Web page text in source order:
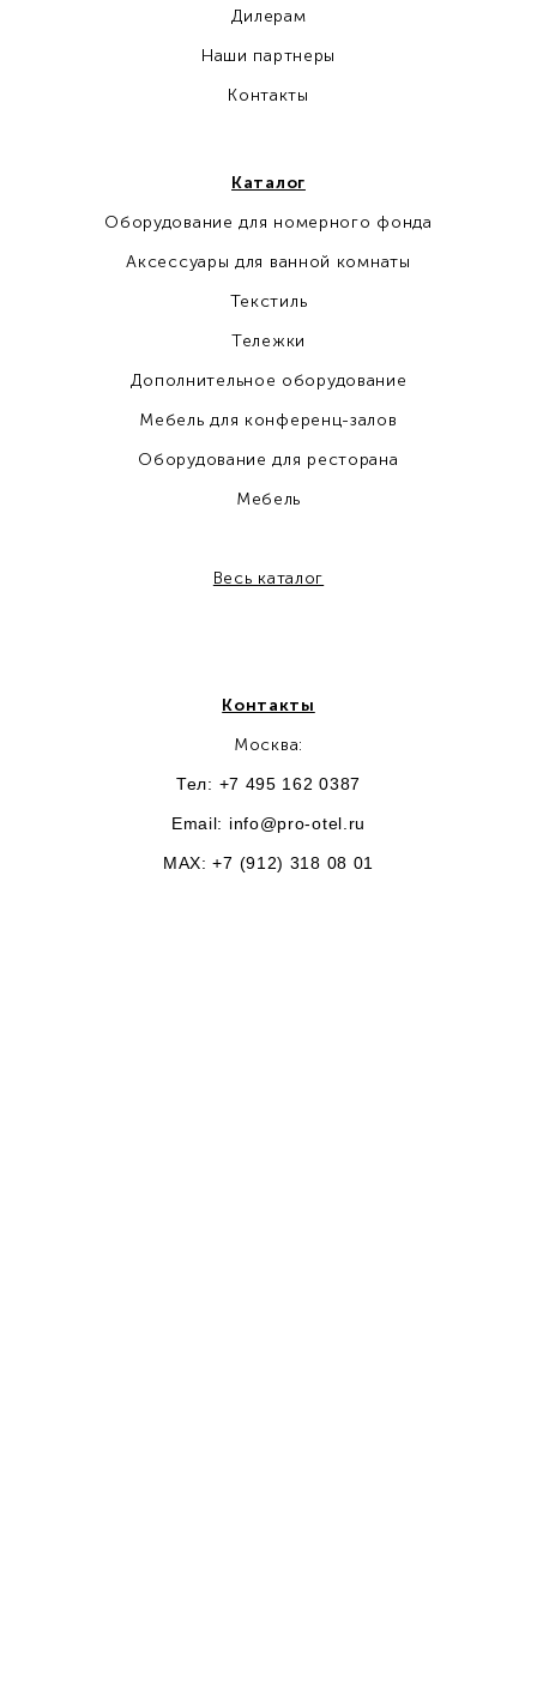
Дилерам
Наши партнеры
Контакты
Каталог
Оборудование для номерного фонда
Аксессуары для ванной комнаты
Текстиль
Тележки
Дополнительное оборудование
Мебель для конференц-залов
Оборудование для ресторана
Мебель
Весь каталог
Контакты
Москва:
Тел: +7 495 162 0387
Email: info@pro-otel.ru
MAX: +7 (912) 318 08 01